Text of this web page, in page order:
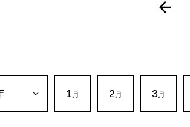
1月 2月 3月